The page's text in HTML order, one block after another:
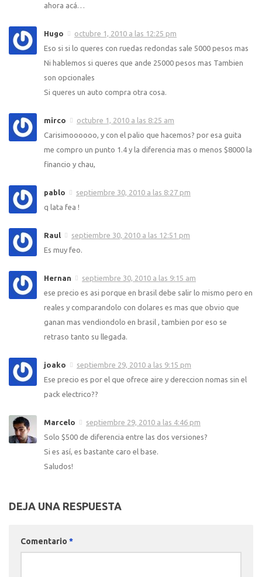
ahora acá…
Hugo
octubre 1, 2010 a las 12:25 pm
Eso si si lo queres con ruedas redondas sale 5000 pesos mas
Ni hablemos si queres que ande 25000 pesos mas Tambien
son opcionales
Si queres un auto compra otra cosa.
mirco
octubre 1, 2010 a las 8:25 am
Carisimoooooo, y con el palio que hacemos? por esa guita
me compro un punto 1.4 y la diferencia mas o menos $8000 la
financio y chau,
pablo
septiembre 30, 2010 a las 8:27 pm
q lata fea !
Raul
septiembre 30, 2010 a las 12:51 pm
Es muy feo.
Hernan
septiembre 30, 2010 a las 9:15 am
ese precio es asi porque en brasil debe salir lo mismo pero en
reales y comparandolo con dolares es mas que obvio que
ganan mas vendiondolo en brasil , tambien por eso se
retraso tanto su llegada.
joako
septiembre 29, 2010 a las 9:15 pm
Ese precio es por el que ofrece aire y dereccion nomas sin el
pack electrico??
Marcelo
septiembre 29, 2010 a las 4:46 pm
Solo $500 de diferencia entre las dos versiones?
Si es así, es bastante caro el base.
Saludos!
DEJA UNA RESPUESTA
Comentario *